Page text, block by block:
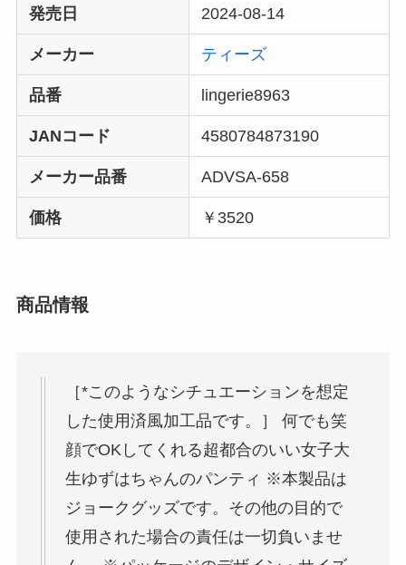
発売日 2024-08-14
メーカー ティーズ
品番 lingerie8963
JANコード 4580784873190
メーカー品番 ADVSA-658
価格 ￥3520
商品情報
［*このようなシチュエーションを想定
した使用済風加工品です。］ 何でも笑
顔でOKしてくれる超都合のいい女子大
生ゆずはちゃんのパンティ ※本製品は
ジョークグッズです。その他の目的で
使用された場合の責任は一切負いませ